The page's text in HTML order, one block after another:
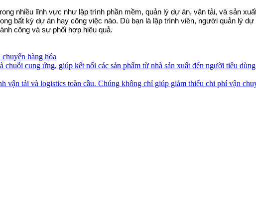
nhiều lĩnh vực như lập trình phần mềm, quản lý dự án, vận tải, và sản
bất kỳ dự án hay công việc nào. Dù bạn là lập trình viên, người quản lý
công và sự phối hợp hiệu quả.
hàng hóa
cung ứng, giúp kết nối các sản phẩm từ nhà sản xuất đến người tiêu
vận tải và logistics toàn cầu. Chúng không chỉ giúp giảm thiểu chi phí vận